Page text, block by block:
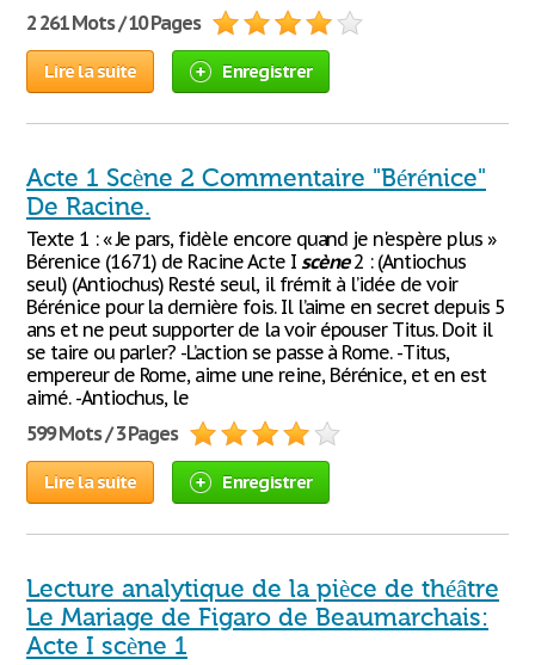
2 261 Mots / 10 Pages
Lire la suite Enregistrer
Acte 1 Scène 2 Commentaire "Bérénice"
De Racine.
Texte 1 : « Je pars, fidèle encore quand je n'espère plus »
Bérenice (1671) de Racine Acte I scène2 : (Antiochus
seul) (Antiochus) Resté seul, il frémit à l’idée de voir
Bérénice pour la dernière fois. Il l’aime en secret depuis 5
ans et ne peut supporter de la voir épouser Titus. Doit il
se taire ou parler? -L’action se passe à Rome. -Titus,
empereur de Rome, aime une reine, Bérénice, et en est
aimé. -Antiochus, le
599 Mots / 3 Pages
Lire la suite Enregistrer
Lecture analytique de la pièce de théâtre
Le Mariage de Figaro de Beaumarchais:
Acte I scène 1